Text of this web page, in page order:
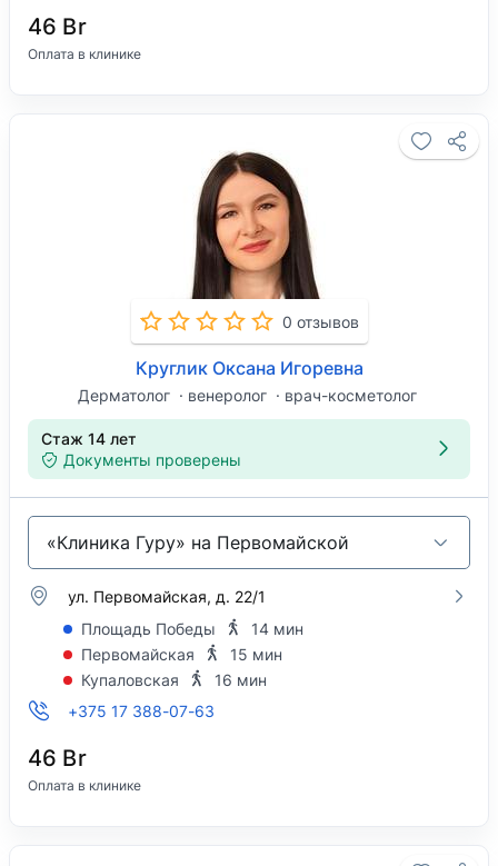
46 Br
Оплата в клинике
0 отзывов
Круглик Оксана Игоревна
Дерматолог венеролог врач-косметолог
Стаж 14 лет
Документы проверены
«Клиника Гуру» на Первомайской
ул. Первомайская, д. 22/1
Площадь Победы
14 мин
Первомайская
15 мин
Купаловская
16 мин
+375 17 388-07-63
46 Br
Оплата в клинике